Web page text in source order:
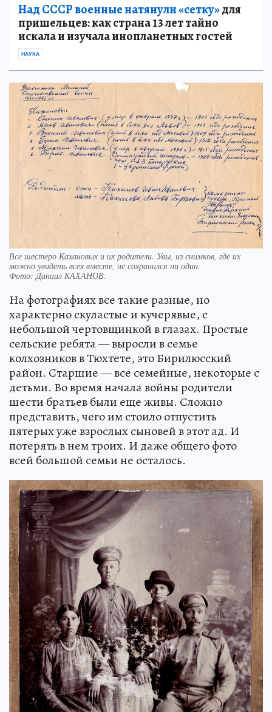
Над СССР военные натянули «сетку»для
пришельцев: как страна 13 лет тайно
искала и изучала инопланетных гостей
НАУКА
Все шестеро Кахановых и их родители. Увы, из снимков, где их
можно увидеть всех вместе, не сохранился ни один.
Фото:Даниил КАХАНОВ.
На фотографиях все такие разные, но
характерно скуластые и кучерявые, с
небольшой чертовщинкой в глазах. Простые
сельские ребята — выросли в семье
колхозников в Тюхтете, это Бирилюсский
район. Старшие — все семейные, некоторые с
детьми. Во время начала войны родители
шести братьев были еще живы. Сложно
представить, чего им стоило отпустить
пятерых уже взрослых сыновей в этот ад. И
потерять в нем троих. И даже общего фото
всей большой семьи не осталось.